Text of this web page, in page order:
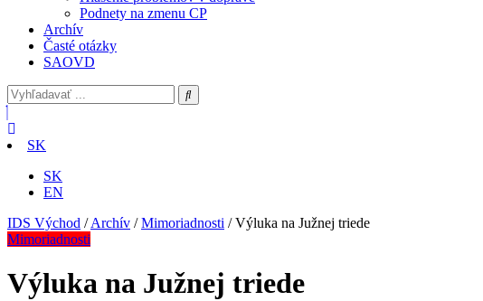
Podnety na zmenu CP
Archív
Časté otázky
SAOVD
SK
SK
EN
IDS Východ /Archív /Mimoriadnosti /Výluka na Južnej triede
Mimoriadnosti
Výluka na Južnej triede